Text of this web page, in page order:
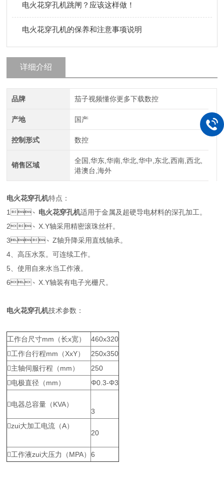
电火花穿孔机跳闸？应该这样做！
电火花穿孔机的保养和注意事项说明
详细介绍
品牌 茄子视频懂你更多下载数控
产地 国产
控制形式 数控
销售区域
全国,华东,华南,华北,华中,东北,西南,西北,
港澳台,海外
电火花穿孔机特点：
1、 电火花穿孔机适用于金属及超硬导电材料的深孔加工。
2、X.Y轴采用精密滚珠丝杆。
3、Z轴升降采用直线轴承。
4、高压水泵。可连续工作。
5、使用自来水当工作液。
6、X.Y轴装有电子光栅尺。
电火花穿孔机技术参数：
工作台尺寸mm（长x宽）
460x320
工作台行程mm（XxY）
250x350
主轴伺服行程（mm）
250
电极直径（mm）
Φ0.3-Φ3
电器总容量（KVA）
3
zui大加工电流（A）
20
工作液zui大压力（MPA） 6